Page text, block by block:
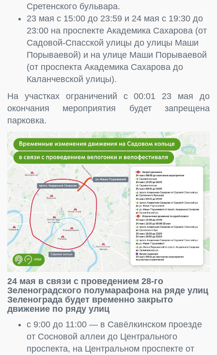
Сретенского бульвара.
23 мая с 15:00 до 23:59 и 24 мая с 19:30 до
23:00 на проспекте Академика Сахарова (от
Садовой-Спасской улицы до улицы Маши
Порываевой) и на улице Маши Порываевой
(от проспекта Академика Сахарова до
Каланчевской улицы).
На участках ограничений с 00:01 23 мая до
окончания мероприятия будет запрещена
парковка.
24 мая в связи с проведением 28-го
Зеленоградского полумарафона на ряде улиц
Зеленограда будет временно закрыто
движение по ряду улиц
с 9:00 до 11:00 — в Савёлкинском проезде
от Сосновой аллеи до Центрального
проспекта, на Центральном проспекте от